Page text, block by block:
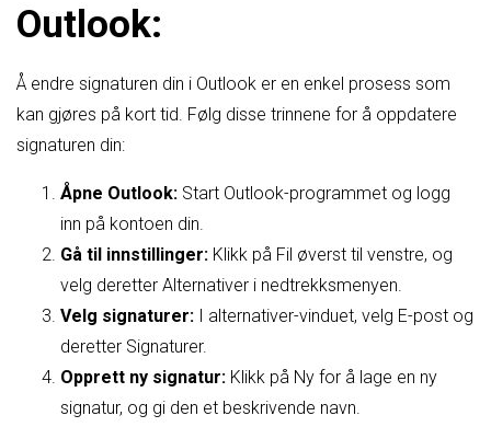
Outlook:
Å endre signaturen din i Outlook er en enkel prosess som
kan gjøres på kort tid. Følg disse trinnene for å oppdatere
signaturen din:
Åpne Outlook: Start Outlook-programmet og logg
inn på kontoen din.
Gå til innstillinger: Klikk på Fil øverst til venstre, og
velg deretter Alternativer i nedtrekksmenyen.
Velg signaturer: I alternativer-vinduet, velg E-post og
deretter Signaturer.
Opprett ny signatur: Klikk på Ny for å lage en ny
signatur, og gi den et beskrivende navn.